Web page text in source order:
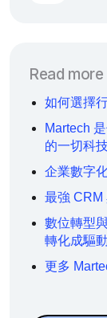
Read more
如何選擇
Martech
的一切科
企業數字
最強 CRM
數位轉型
轉化成驅
更多